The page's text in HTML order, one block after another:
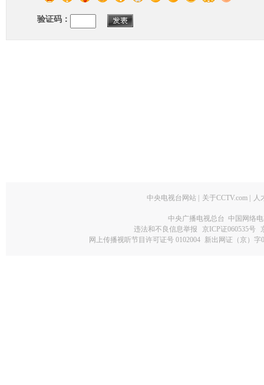
验证码：
中央电视台网站 关于CCTV.com 人
中央广播电视总台 中国网络
违法和不良信息举报
京ICP证060535号
网上传播视听节目许可证号 0102004 新出网证（京）